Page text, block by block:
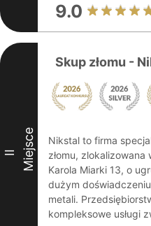
9.0
II Miejsce
Skup złomu -
Nikstal to firma
złomu, zlokalizowana
Karola Miarki 13, o
dużym
metali.
kompleksowe usługi